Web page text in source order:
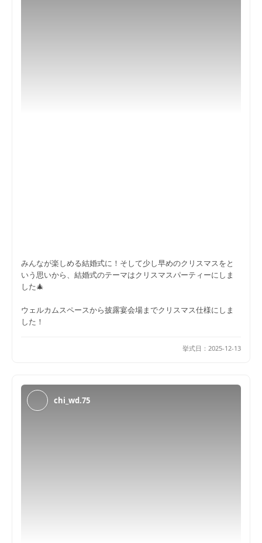
みんなが楽しめる結婚式に！そして少し早めのクリスマスをと
いう思いから、結婚式のテーマはクリスマスパーティーにしま
した🎄
ウェルカムスペースから披露宴会場までクリスマス仕様にしま
した！
挙式日： 2025-12-13
chi_wd.75